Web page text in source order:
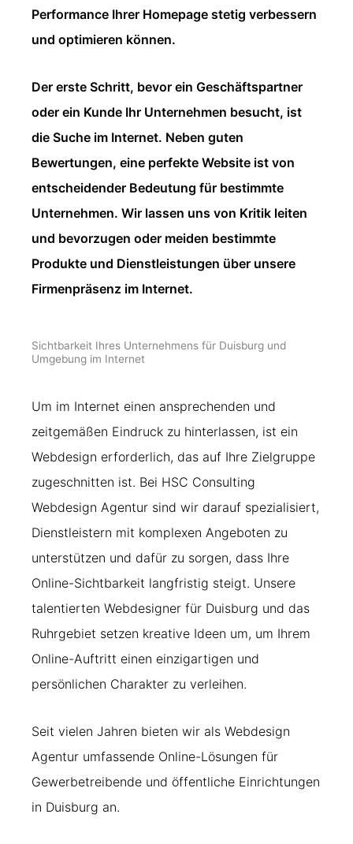
Performance Ihrer Homepage stetig verbessern
und optimieren können.
Der erste Schritt, bevor ein Geschäftspartner
oder ein Kunde Ihr Unternehmen besucht, ist
die Suche im Internet. Neben guten
Bewertungen, eine perfekte Website ist von
entscheidender Bedeutung für bestimmte
Unternehmen. Wir lassen uns von Kritik leiten
und bevorzugen oder meiden bestimmte
Produkte und Dienstleistungen über unsere
Firmenpräsenz im Internet.
Sichtbarkeit Ihres Unternehmens für Duisburg und
Umgebung im Internet
Um im Internet einen ansprechenden und
zeitgemäßen Eindruck zu hinterlassen, ist ein
Webdesign erforderlich, das auf Ihre Zielgruppe
zugeschnitten ist. Bei HSC Consulting
Webdesign Agentur sind wir darauf spezialisiert,
Dienstleistern mit komplexen Angeboten zu
unterstützen und dafür zu sorgen, dass Ihre
Online-Sichtbarkeit langfristig steigt. Unsere
talentierten Webdesigner für Duisburg und das
Ruhrgebiet setzen kreative Ideen um, um Ihrem
Online-Auftritt einen einzigartigen und
persönlichen Charakter zu verleihen.
Seit vielen Jahren bieten wir als Webdesign
Agentur umfassende Online-Lösungen für
Gewerbetreibende und öffentliche Einrichtungen
in Duisburg an.